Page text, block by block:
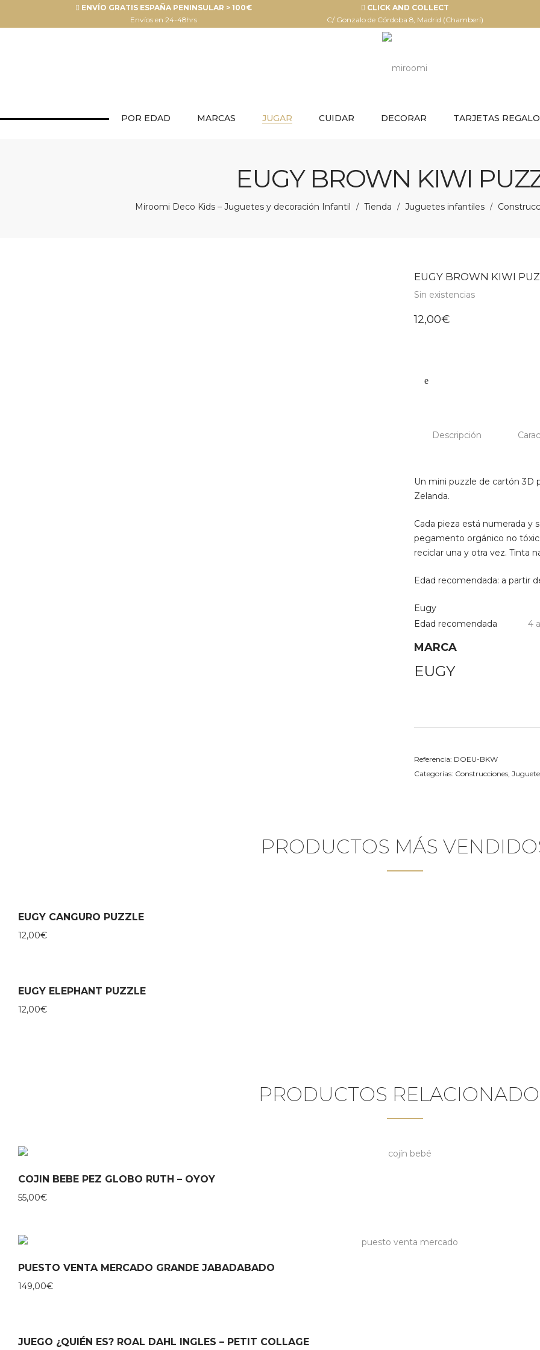
ENVÍO GRATIS ESPAÑA PENINSULAR > 100€
Envíos en 24-48hrs
CLICK AND COLLECT
C/ Gonzalo de Córdoba 8, Madrid (Chamberí)
POR EDAD MARCAS JUGAR CUIDAR DECORAR TARJETAS REGALO
EUGY BROWN KIWI
Miroomi Deco Kids – Juguetes y decoración Infantil / Tienda / Juguetes infantiles /
EUGY BROWN KIWI
Sin existencias
12,00€
Descripción
Un mini puzzle de cartón 3D
Zelanda.
Cada pieza está numerada y
pegamento orgánico no
reciclar una y otra vez. Tinta
Edad recomendada: a partir
Eugy
Edad recomendada
4
MARCA
EUGY
Referencia: DOEU-BKW
Categorías: Construcciones
PRODUCTOS MÁS
EUGY CANGURO PUZZLE
12,00€
EUGY ELEPHANT PUZZLE
12,00€
PRODUCTOS
COJIN BEBE PEZ GLOBO RUTH – OYOY
55,00€
PUESTO VENTA MERCADO GRANDE JABADABADO
149,00€
JUEGO ¿QUIÉN ES? ROAL DAHL INGLES – PETIT COLLAGE